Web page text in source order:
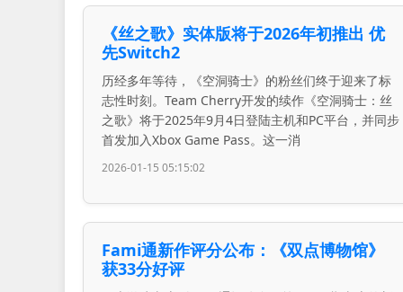
《丝之歌》实体版将于2026年初推出 优
先Switch2
历经多年等待，《空洞骑士》的粉丝们终于迎来了标
志性时刻。Team Cherry开发的续作《空洞骑士：丝
之歌》将于2025年9月4日登陆主机和PC平台，并同步
首发加入Xbox Game Pass。这一消
2026-01-15 05:15:02
Fami通新作评分公布：《双点博物馆》
获33分好评